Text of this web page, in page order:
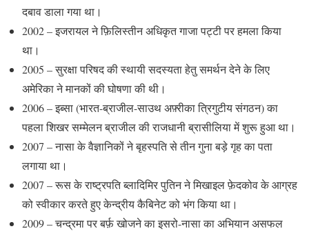
दबाव डाला गया था।
2002 – इजरायल ने फ़िलिस्तीन अधिकृत गाजा पट्टी पर हमला किया
था।
2005 – सुरक्षा परिषद की स्थायी सदस्यता हेतु समर्थन देने के लिए
अमेरिका ने मानकों की घोषणा की थी।
2006 – इब्सा (भारत-ब्राजील-साउथ अफ़्रीका त्रिगुटीय संगठन) का
पहला शिखर सम्मेलन ब्राजील की राजधानी ब्रासीलिया में शुरू हुआ था।
2007 – नासा के वैज्ञानिकों ने बृहस्‍पति से तीन गुना बड़े गृह का पता
लगाया था।
2007 – रूस के राष्‍ट्रपति ब्‍लादिमिर पुतिन ने मिखाइल फ़ेदकोव के आग्रह
को स्‍वीकार करते हुए केन्‍द्रीय कैबिनेट को भंग किया था।
2009 – चन्द्रमा पर बर्फ़ खोजने का इसरो-नासा का अभियान असफल